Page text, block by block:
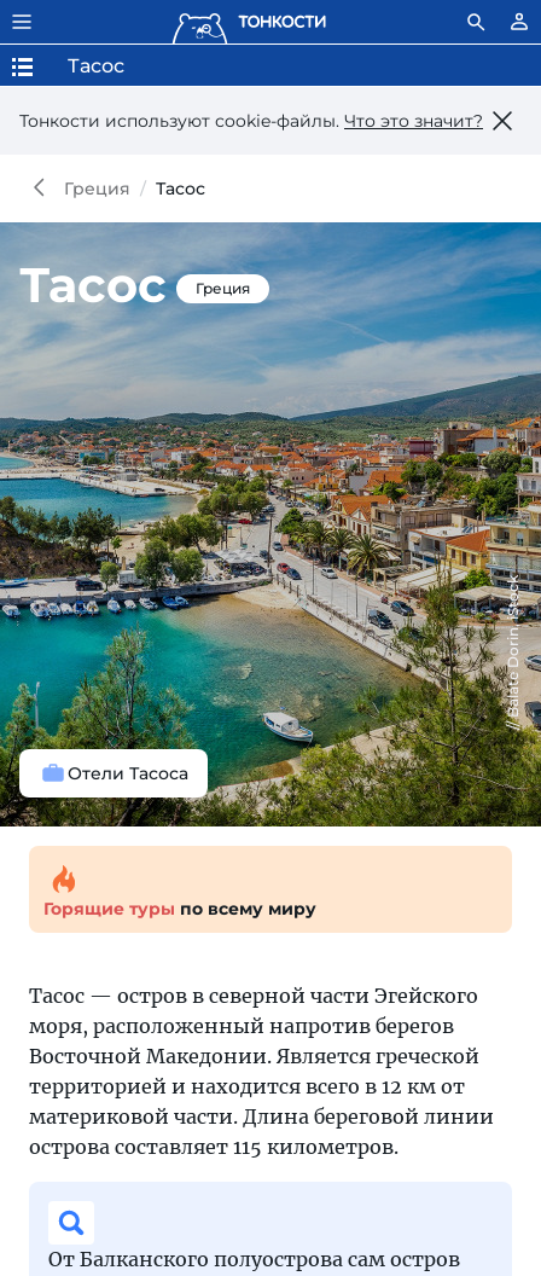
Тонкости используют сookie-файлы. Что это значит?
Тасос
Греция Тасос
Тасос Греция
Отели Тасоса
Balate Dorin, iStock
Горящие туры по всему миру
Тасос — остров в северной части Эгейского
моря, расположенный напротив берегов
Восточной Македонии. Является греческой
территорией и находится всего в 12 км от
материковой части. Длина береговой линии
острова составляет 115 километров.
От Балканского полуострова сам остров